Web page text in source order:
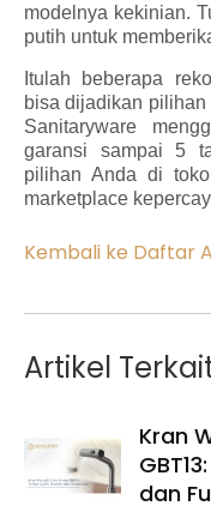
modelnya kekinian.
putih untuk
Itulah beberapa
bisa dijadikan
Sanitaryware
garansi sampai 5
pilihan Anda di
marketplace
Kembali ke Daftar
Artikel
Kran
dan